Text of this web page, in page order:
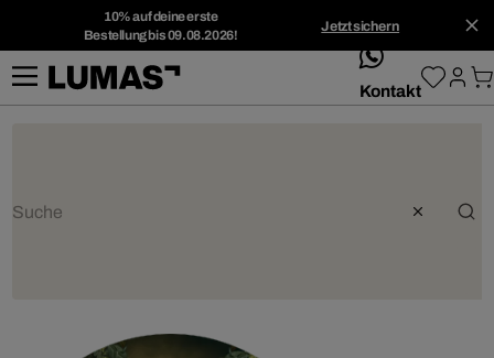
10% auf deine erste
Bestellung bis 09.08.2026!
Jetzt sichern
whatsApp
Kontakt